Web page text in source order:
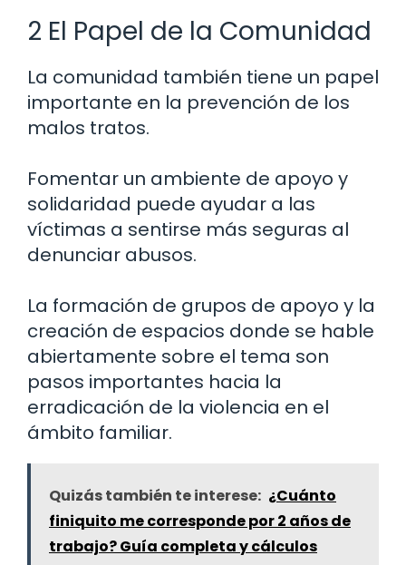
2 El Papel de la Comunidad
La comunidad también tiene un papel
importante en la prevención de los
malos tratos.
Fomentar un ambiente de apoyo y
solidaridad puede ayudar a las
víctimas a sentirse más seguras al
denunciar abusos.
La formación de grupos de apoyo y la
creación de espacios donde se hable
abiertamente sobre el tema son
pasos importantes hacia la
erradicación de la violencia en el
ámbito familiar.
Quizás también te interese: ¿Cuánto
finiquito me corresponde por 2 años de
trabajo? Guía completa y cálculos